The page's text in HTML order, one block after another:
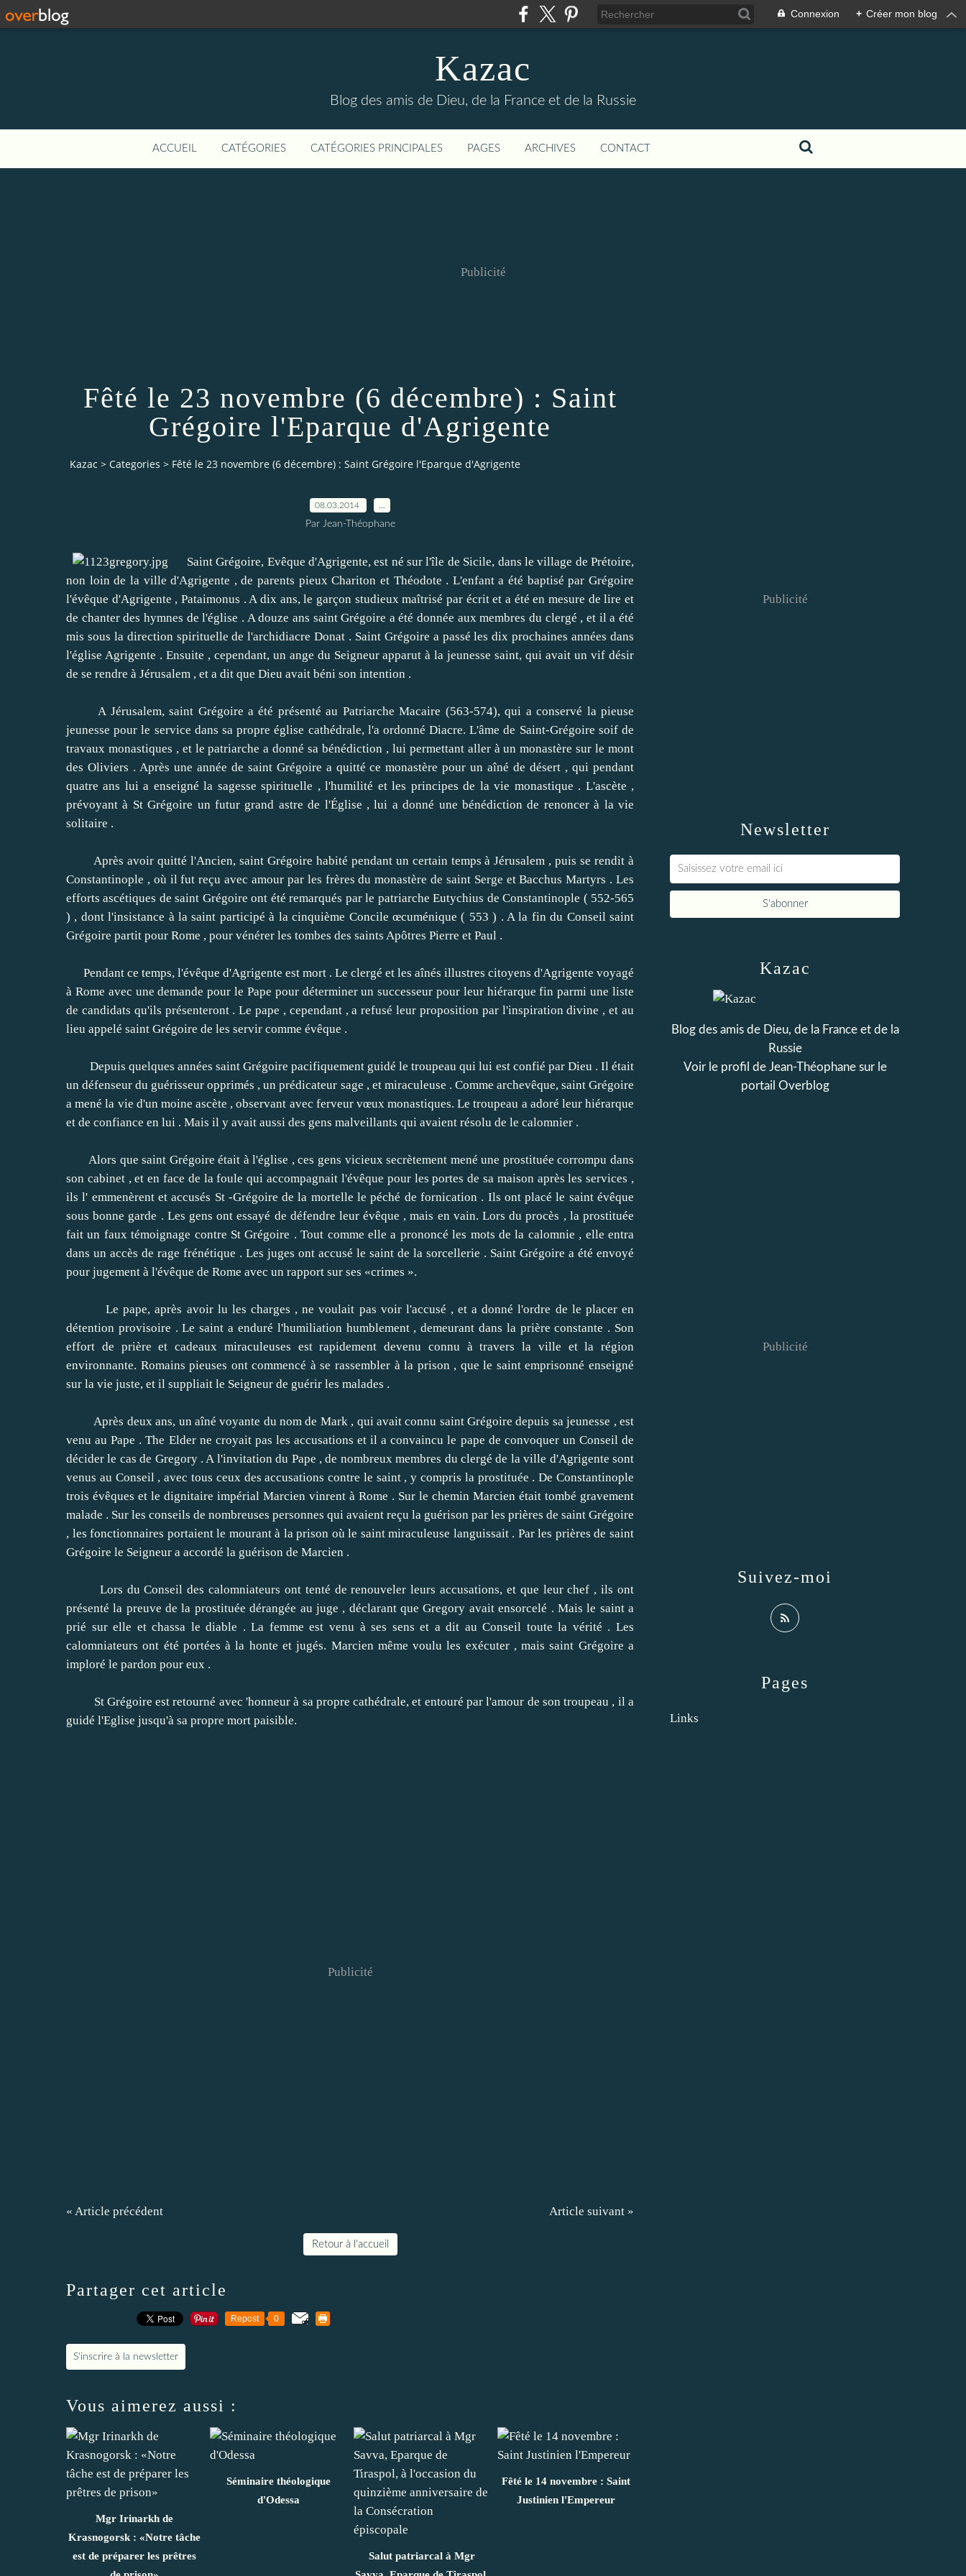
Connexion + Créer mon blog
Kazac
Blog des amis de Dieu, de la France et de la Russie
ACCUEIL CATÉGORIES CATÉGORIES PRINCIPALES PAGES ARCHIVES CONTACT
Publicité
Fêté le 23 novembre (6 décembre) : Saint
Grégoire l'Eparque d'Agrigente
Kazac > Categories > Fêté le 23 novembre (6 décembre) : Saint Grégoire l'Eparque d'Agrigente
08.03.2014
Par Jean-Théophane
Saint Grégoire, Evêque d'Agrigente, est né sur l'île de Sicile, dans le village de Prétoire,
non loin de la ville d'Agrigente , de parents pieux Chariton et Théodote . L'enfant a été baptisé par Grégoire
l'évêque d'Agrigente , Pataimonus . A dix ans, le garçon studieux maîtrisé par écrit et a été en mesure de lire et
de chanter des hymnes de l'église . A douze ans saint Grégoire a été donnée aux membres du clergé , et il a été
mis sous la direction spirituelle de l'archidiacre Donat . Saint Grégoire a passé les dix prochaines années dans
l'église Agrigente . Ensuite , cependant, un ange du Seigneur apparut à la jeunesse saint, qui avait un vif désir
de se rendre à Jérusalem , et a dit que Dieu avait béni son intention .
A Jérusalem, saint Grégoire a été présenté au Patriarche Macaire (563-574), qui a conservé la pieuse
jeunesse pour le service dans sa propre église cathédrale, l'a ordonné Diacre. L'âme de Saint-Grégoire soif de
travaux monastiques , et le patriarche a donné sa bénédiction , lui permettant aller à un monastère sur le mont
des Oliviers . Après une année de saint Grégoire a quitté ce monastère pour un aîné de désert , qui pendant
quatre ans lui a enseigné la sagesse spirituelle , l'humilité et les principes de la vie monastique . L'ascète ,
prévoyant à St Grégoire un futur grand astre de l'Église , lui a donné une bénédiction de renoncer à la vie
solitaire .
Après avoir quitté l'Ancien, saint Grégoire habité pendant un certain temps à Jérusalem , puis se rendit à
Constantinople , où il fut reçu avec amour par les frères du monastère de saint Serge et Bacchus Martyrs . Les
efforts ascétiques de saint Grégoire ont été remarqués par le patriarche Eutychius de Constantinople ( 552-565
) , dont l'insistance à la saint participé à la cinquième Concile œcuménique ( 553 ) . A la fin du Conseil saint
Grégoire partit pour Rome , pour vénérer les tombes des saints Apôtres Pierre et Paul .
Pendant ce temps, l'évêque d'Agrigente est mort . Le clergé et les aînés illustres citoyens d'Agrigente voyagé
à Rome avec une demande pour le Pape pour déterminer un successeur pour leur hiérarque fin parmi une liste
de candidats qu'ils présenteront . Le pape , cependant , a refusé leur proposition par l'inspiration divine , et au
lieu appelé saint Grégoire de les servir comme évêque .
Depuis quelques années saint Grégoire pacifiquement guidé le troupeau qui lui est confié par Dieu . Il était
un défenseur du guérisseur opprimés , un prédicateur sage , et miraculeuse . Comme archevêque, saint Grégoire
a mené la vie d'un moine ascète , observant avec ferveur vœux monastiques. Le troupeau a adoré leur hiérarque
et de confiance en lui . Mais il y avait aussi des gens malveillants qui avaient résolu de le calomnier .
Alors que saint Grégoire était à l'église , ces gens vicieux secrètement mené une prostituée corrompu dans
son cabinet , et en face de la foule qui accompagnait l'évêque pour les portes de sa maison après les services ,
ils l' emmenèrent et accusés St -Grégoire de la mortelle le péché de fornication . Ils ont placé le saint évêque
sous bonne garde . Les gens ont essayé de défendre leur évêque , mais en vain. Lors du procès , la prostituée
fait un faux témoignage contre St Grégoire . Tout comme elle a prononcé les mots de la calomnie , elle entra
dans un accès de rage frénétique . Les juges ont accusé le saint de la sorcellerie . Saint Grégoire a été envoyé
pour jugement à l'évêque de Rome avec un rapport sur ​​ses «crimes ».
Le pape, après avoir lu les charges , ne voulait pas voir l'accusé , et a donné l'ordre de le placer en
détention provisoire . Le saint a enduré l'humiliation humblement , demeurant dans la prière constante . Son
effort de prière et cadeaux miraculeuses est rapidement devenu connu à travers la ville et la région
environnante. Romains pieuses ont commencé à se rassembler à la prison , que le saint emprisonné enseigné
sur la vie juste, et il suppliait le Seigneur de guérir les malades .
Après deux ans, un aîné voyante du nom de Mark , qui avait connu saint Grégoire depuis sa jeunesse , est
venu au Pape . The Elder ne croyait pas les accusations et il a convaincu le pape de convoquer un Conseil de
décider le cas de Gregory . A l'invitation du Pape , de nombreux membres du clergé de la ville d'Agrigente sont
venus au Conseil , avec tous ceux des accusations contre le saint , y compris la prostituée . De Constantinople
trois évêques et le dignitaire impérial Marcien vinrent à Rome . Sur le chemin Marcien était tombé gravement
malade . Sur les conseils de nombreuses personnes qui avaient reçu la guérison par les prières de saint Grégoire
, les fonctionnaires portaient le mourant à la prison où le saint miraculeuse languissait . Par les prières de saint
Grégoire le Seigneur a accordé la guérison de Marcien .
Lors du Conseil des calomniateurs ont tenté de renouveler leurs accusations, et que leur chef , ils ont
présenté la preuve de la prostituée dérangée au juge , déclarant que Gregory avait ensorcelé . Mais le saint a
prié sur elle et chassa le diable . La femme est venu à ses sens et a dit au Conseil toute la vérité . Les
calomniateurs ont été portées à la honte et jugés. Marcien même voulu les exécuter , mais saint Grégoire a
imploré le pardon pour eux .
St Grégoire est retourné avec 'honneur à sa propre cathédrale, et entouré par l'amour de son troupeau , il a
guidé l'Eglise jusqu'à sa propre mort paisible.
Publicité
« Article précédent Article suivant »
Retour à l'accueil
Partager cet article
Repost 0
S'inscrire à la newsletter
Vous aimerez aussi :
Mgr Irinarkh de
Krasnogorsk : «Notre tâche
est de préparer les prêtres
Séminaire théologique
d'Odessa
Salut patriarcal à Mgr
Fêté le 14 novembre : Saint
Justinien l'Empereur
Newsletter
Publicité
Pages
Links
Kazac
Blog des amis de Dieu, de la France et de la
Russie
Voir le profil de Jean-Théophanesur le
portail Overblog
Suivez-moi
Publicité